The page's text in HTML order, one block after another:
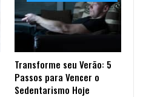
Transforme seu Verão: 5
Passos para Vencer o
Sedentarismo Hoje